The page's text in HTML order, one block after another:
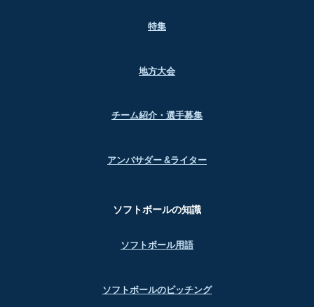
特集
地方大会
チーム紹介・選手募集
アンバサダー &ライター
ソフトボールの知識
ソフトボール用語
ソフトボールのピッチング